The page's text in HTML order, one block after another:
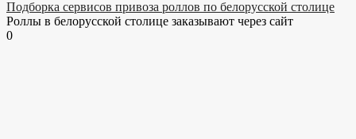
Подборка сервисов привоза роллов по белорусской столице
Роллы в белорусской столице заказывают через сайт
0